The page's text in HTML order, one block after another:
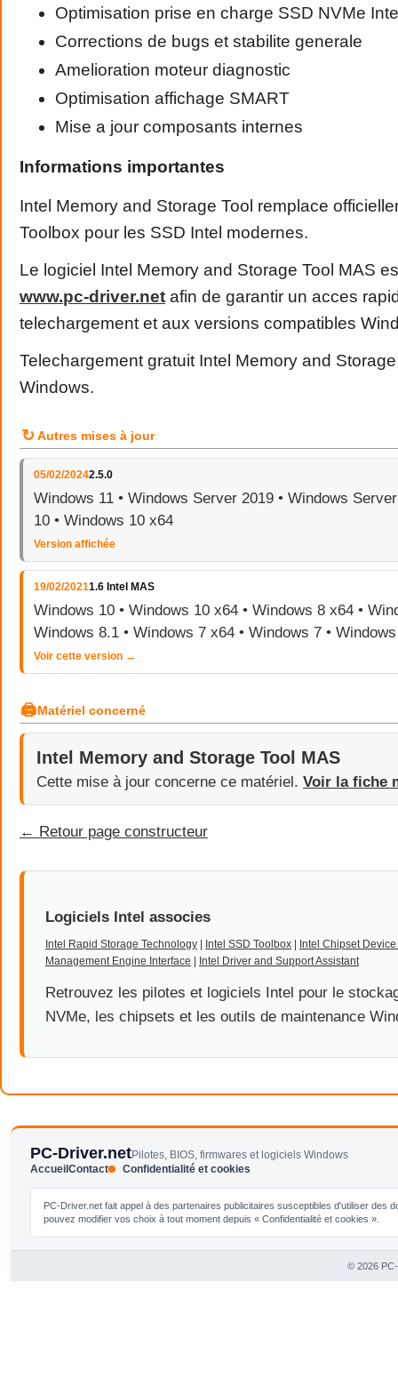
Optimisation prise en charge SSD NVMe
Corrections de bugs et stabilite generale
Amelioration moteur diagnostic
Optimisation affichage SMART
Mise a jour composants internes
Informations importantes
Intel Memory and Storage Tool remplace
Toolbox pour les SSD Intel modernes.
Le logiciel Intel Memory and Storage Tool MAS
www.pc-driver.net afin de garantir un acces
telechargement et aux versions compatibles
Telechargement gratuit Intel Memory and
Windows.
↻ Autres mises à jour
05/02/20242.5.0
Windows 11 • Windows Server 2019 • Windows
10 • Windows 10 x64
Version affichée
19/02/20211.6 Intel MAS
Windows 10 • Windows 10 x64 • Windows 8 x64 •
Windows 8.1 • Windows 7 x64 • Windows 7 •
Voir cette version →
🖨Matériel concerné
Intel Memory and Storage Tool MAS
Cette mise à jour concerne ce matériel. Voir la fiche
← Retour page constructeur
Logiciels Intel associes
Intel Rapid Storage Technology | Intel SSD Toolbox | Intel Chipset
Management Engine Interface | Intel Driver and Support Assistant
Retrouvez les pilotes et logiciels Intel pour le
NVMe, les chipsets et les outils de maintenance
PC-Driver.netPilotes, BIOS, firmwares et logiciels Windows
AccueilContact Confidentialité et cookies
PC-Driver.net fait appel à des partenaires publicitaires susceptibles d'utiliser
pouvez modifier vos choix à tout moment depuis « Confidentialité et cookies ».
© 2026